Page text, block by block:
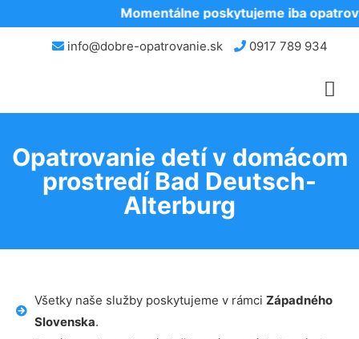
Momentálne poskytujeme iba
info@dobre-opatrovanie.sk 0917 789 934
Opatrovanie detí v domácom
prostredí Bad Deutsch-
Alterburg
Všetky naše služby poskytujeme v rámci Západného
Slovenska.